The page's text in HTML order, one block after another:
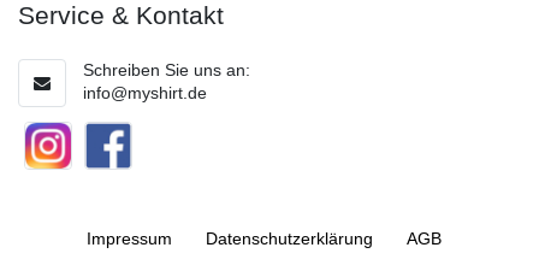
Service & Kontakt
Schreiben Sie uns an:
info@myshirt.de
Impressum Daten­schutz­erklärung AGB